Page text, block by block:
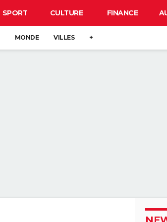
SPORT CULTURE FINANCE
MONDE VILLES +